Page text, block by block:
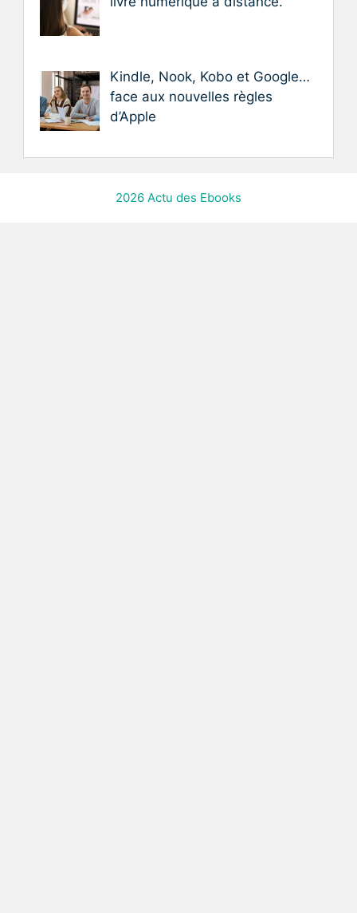
Kindle, Nook, Kobo et Google…
face aux nouvelles règles
d’Apple
2026 Actu des Ebooks